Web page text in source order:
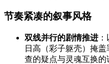
节奏紧凑的叙事风格
双线并行的剧情推进
日高（彩子躯壳）掩
查的疑点与灵魂互换